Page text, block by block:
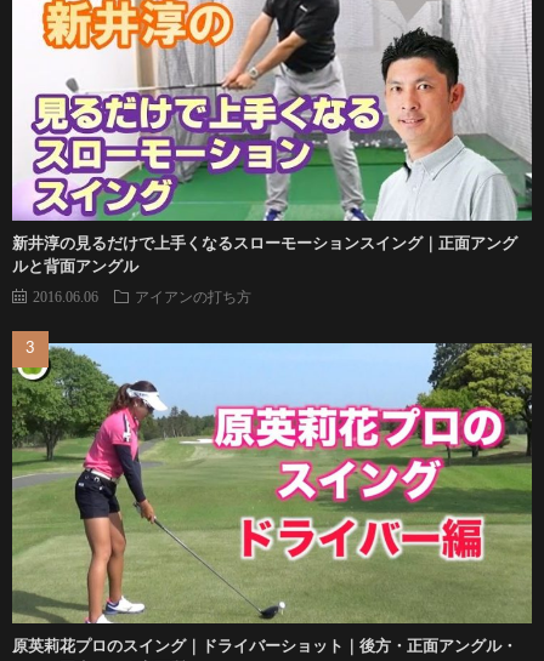
新井淳の見るだけで上手くなるスローモーションスイング｜正面アング
ルと背面アングル
2016.06.06 アイアンの打ち方
原英莉花プロのスイング｜ドライバーショット｜後方・正面アングル・